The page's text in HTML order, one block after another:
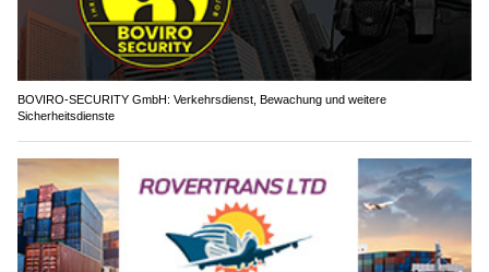
BOVIRO-SECURITY GmbH: Verkehrsdienst, Bewachung und weitere
Sicherheitsdienste